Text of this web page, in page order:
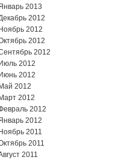
2013
2012
Ноябрь 2012
2012
2012
Июль 2012
Июнь 2012
Май 2012
Март 2012
2012
2012
Ноябрь 2011
2011
2011